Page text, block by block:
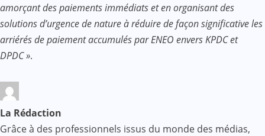
amorçant des paiements immédiats et en organisant des
solutions d’urgence de nature à réduire de façon significative les
arriérés de paiement accumulés par ENEO envers KPDC et
DPDC ».
La Rédaction
Grâce à des professionnels issus du monde des médias,